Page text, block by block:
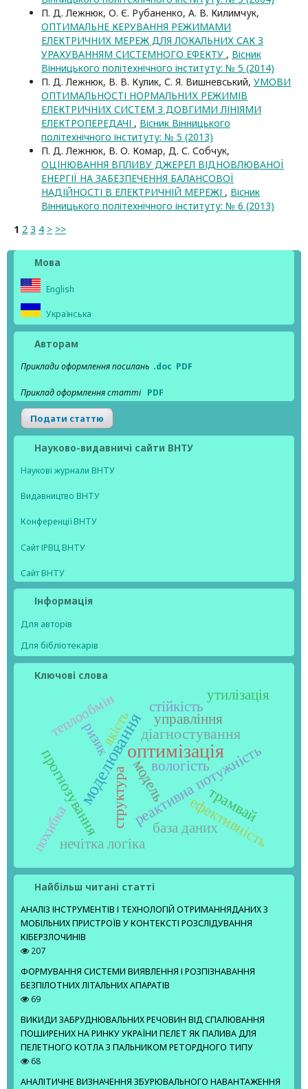
П. Д. Лежнюк, О. Є. Рубаненко, А. В. Килимчук,
ОПТИМАЛЬНЕ КЕРУВАННЯ РЕЖИМАМИ
ЕЛЕКТРИЧНИХ МЕРЕЖ ДЛЯ ЛОКАЛЬНИХ САК З
УРАХУВАННЯМ СИСТЕМНОГО ЕФЕКТУ , Вісник
Вінницького політехнічного інституту: № 5 (2014)
П. Д. Лежнюк, В. В. Кулик, С. Я. Вишневський, УМОВИ
ОПТИМАЛЬНОСТІ НОРМАЛЬНИХ РЕЖИМІВ
ЕЛЕКТРИЧНИХ СИСТЕМ З ДОВГИМИ ЛІНІЯМИ
ЕЛЕКТРОПЕРЕДАЧІ , Вісник Вінницького
політехнічного інституту: № 5 (2013)
П. Д. Лежнюк, В. О. Комар, Д. С. Собчук,
ОЦІНЮВАННЯ ВПЛИВУ ДЖЕРЕЛ ВІДНОВЛЮВАНОЇ
ЕНЕРГІЇ НА ЗАБЕЗПЕЧЕННЯ БАЛАНСОВОЇ
НАДІЙНОСТІ В ЕЛЕКТРИЧНІЙ МЕРЕЖІ , Вісник
Вінницького політехнічного інституту: № 6 (2013)
1 2 3 4 > >>
Мова
English
Українська
Авторам
Приклади оформлення посилань .doc PDF
Приклад оформлення статті PDF
Подати статтю
Науково-видавничі сайти ВНТУ
Наукові журнали ВНТУ
Видавництво ВНТУ
Конференції ВНТУ
Сайт ІРВЦ ВНТУ
Сайт ВНТУ
Інформація
Для авторів
Для бібліотекарів
Ключові слова
оптимізація
моделюванняреактивна потужність
ефективність
модель
прогнозування
діагностування
трамвай
вологість
ризик
управління
теплообмін
структура
стійкість
якість
нечітка логіка
база даних
похибка
утилізація
Найбільш читані статті
АНАЛІЗ ІНСТРУМЕНТІВ І ТЕХНОЛОГІЙ ОТРИМАННЯДАНИХ З
МОБІЛЬНИХ ПРИСТРОЇВ У КОНТЕКСТІ РОЗСЛІДУВАННЯ
КІБЕРЗЛОЧИНІВ
207
ФОРМУВАННЯ СИСТЕМИ ВИЯВЛЕННЯ І РОЗПІЗНАВАННЯ
БЕЗПІЛОТНИХ ЛІТАЛЬНИХ АПАРАТІВ
69
ВИКИДИ ЗАБРУДНЮВАЛЬНИХ РЕЧОВИН ВІД СПАЛЮВАННЯ
ПОШИРЕНИХ НА РИНКУ УКРАЇНИ ПЕЛЕТ ЯК ПАЛИВА ДЛЯ
ПЕЛЕТНОГО КОТЛА З ПАЛЬНИКОМ РЕТОРДНОГО ТИПУ
68
АНАЛІТИЧНЕ ВИЗНАЧЕННЯ ЗБУРЮВАЛЬНОГО НАВАНТАЖЕННЯ